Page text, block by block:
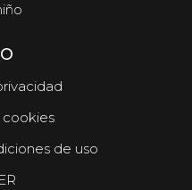
cookies
de uso